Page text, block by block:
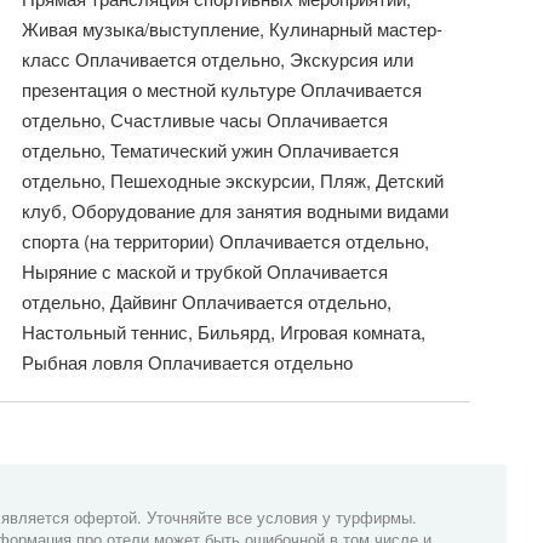
Живая музыка/выступление, Кулинарный мастер-
класс Оплачивается отдельно, Экскурсия или
презентация о местной культуре Оплачивается
отдельно, Счастливые часы Оплачивается
отдельно, Тематический ужин Оплачивается
отдельно, Пешеходные экскурсии, Пляж, Детский
клуб, Оборудование для занятия водными видами
спорта (на территории) Оплачивается отдельно,
Ныряние с маской и трубкой Оплачивается
отдельно, Дайвинг Оплачивается отдельно,
Настольный теннис, Бильярд, Игровая комната,
Рыбная ловля Оплачивается отдельно
офертой. Уточняйте все условия у турфирмы.